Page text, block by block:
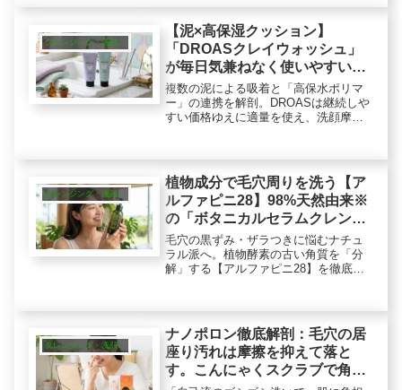
汚れと肌荒れ予防を両立する「守り」
のケアを解説します。
【泥×高保湿クッション】
「DROASクレイウォッシュ」
が毎日気兼ねなく使いやすい
「低摩擦洗顔」の理由
複数の泥による吸着と「高保水ポリマ
ー」の連携を解剖。DROASは継続しや
すい価格ゆえに適量を使え、洗顔摩擦
顔を低摩擦に変える合理的な選択肢を
提示します。
植物成分で毛穴周りを洗う【ア
ルファピニ28】98%天然由来※
の「ボタニカルセラムクレンジ
ング」の実力
毛穴の黒ずみ・ザラつきに悩むナチュ
ラル派へ。植物酵素の古い角質を「分
解」する【アルファピニ28】を徹底レ
とろみリキッドで、透明感あふれる素
肌印象へ導きます。
クレンジング・洗顔・ピーリング
ナノポロン徹底解剖：毛穴の居
座り汚れは摩擦を抑えて落と
す。こんにゃくスクラブで角質